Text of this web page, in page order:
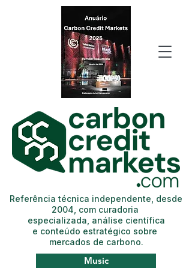
Music
Referência técnica independente, desde
2004, com curadoria
especializada, análise científica
e conteúdo estratégico sobre
mercados de carbono.